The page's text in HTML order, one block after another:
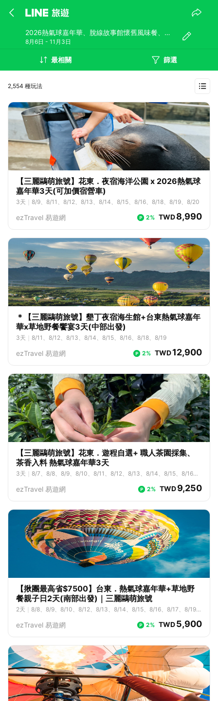
2026熱氣球嘉年華、脫線故事館懷舊風味餐、富
里稻草藝術、花東縱谷三日
8月6日 - 11月3日
最相關 篩選
2,554 種玩法
【三麗鷗萌旅號】花東．夜宿海洋公園 x 2026熱氣球
嘉年華3天(可加價宿營車)
3天 8/9、8/11、8/12、8/13、8/14、8/15、8/16、8/18、8/19、8/20
ezTravel 易遊網 2% TWD8,990
＊【三麗鷗萌旅號】墾丁夜宿海生館+台東熱氣球嘉年
華x草地野餐饗宴3天(中部出發)
3天 8/11、8/12、8/13、8/14、8/15、8/16、8/18、8/19
ezTravel 易遊網 2% TWD12,900
【三麗鷗萌旅號】花東．遊程自選+ 職人茶園採集、
茶香入料 熱氣球嘉年華3天
3天
8/7、8/8、8/9、8/10、8/11、8/12、8/13、8/14、8/15、8/16、
ezTravel 易遊網 2% TWD9,250
【揪團最高省$7500】台東．熱氣球嘉年華+草地野
餐親子日2天(南部出發)｜三麗鷗萌旅號
2天
8/8、8/9、8/10、8/12、8/13、8/14、8/15、8/16、8/17、8/19、
ezTravel 易遊網 2% TWD5,900